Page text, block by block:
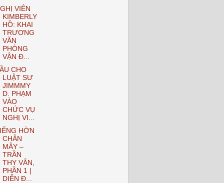
VIÊN
KIMBERLY
HỒ: KHAI
TRƯƠNG
VĂN
PHÒNG
VẬN Đ...
CHO
LUẬT SƯ
JIMMMY
D. PHẠM
VÀO
CHỨC VỤ
NGHỊ VI...
HỜN
CHÂN
MÂY –
TRẦN
THY VÂN,
PHẦN 1 |
DIỄN Đ...